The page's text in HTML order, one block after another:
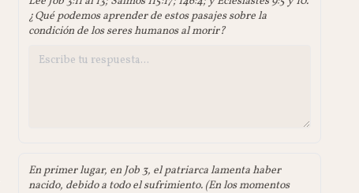
¿Qué podemos aprender de estos pasajes sobre la
condición de los seres humanos al morir?
En primer lugar, en Job 3, el patriarca lamenta haber
nacido, debido a todo el sufrimiento. (En los momentos